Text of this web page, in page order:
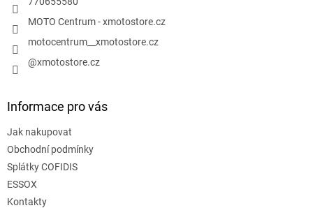
MOTO Centrum - xmotostore.cz
motocentrum__xmotostore.cz
@xmotostore.cz
Informace pro vás
Jak nakupovat
Obchodní podmínky
Splátky COFIDIS
ESSOX
Kontakty